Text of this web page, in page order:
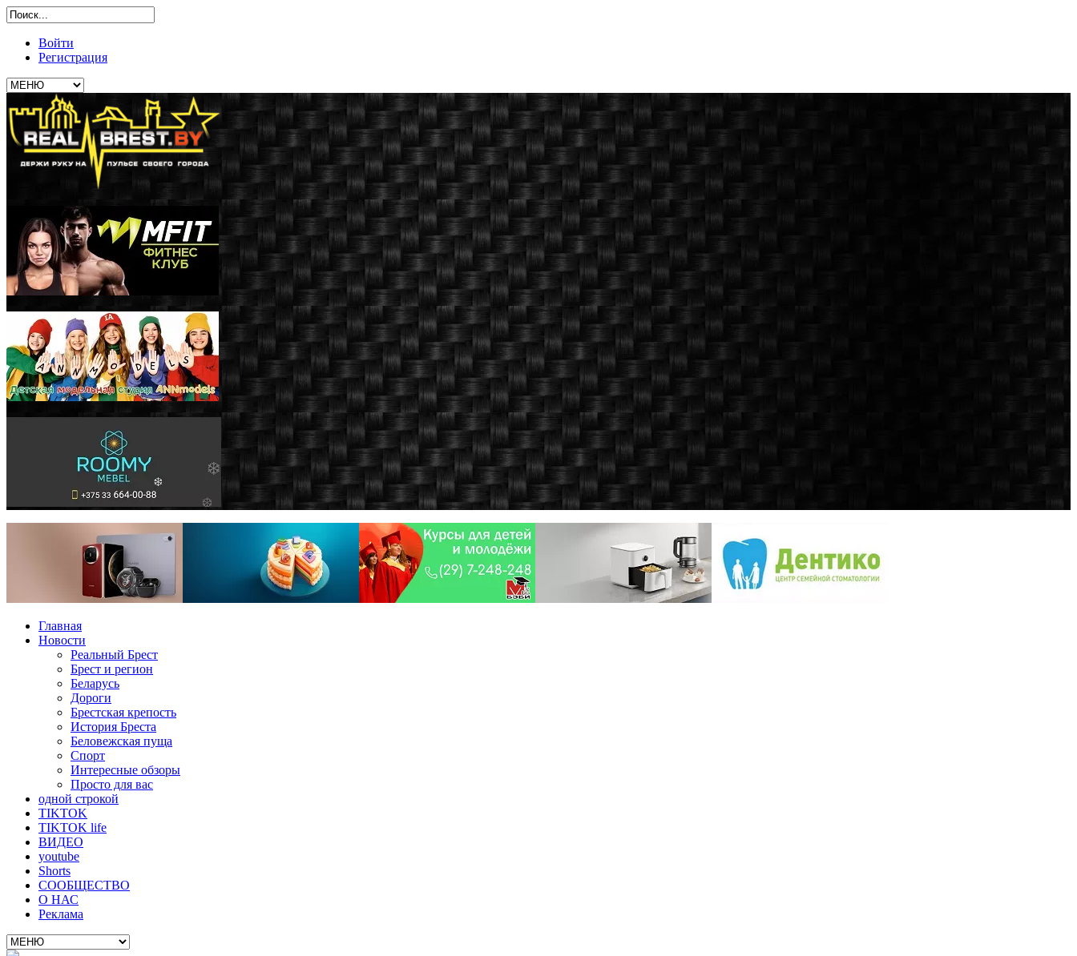
Войти
Регистрация
Главная
Новости
Реальный Брест
Брест и регион
Беларусь
Дороги
Брестская крепость
История Бреста
Беловежская пуща
Спорт
Интересные обзоры
Просто для вас
одной строкой
TIKTOK
TIKTOK life
ВИДЕО
youtube
Shorts
СООБЩЕСТВО
О НАС
Реклама